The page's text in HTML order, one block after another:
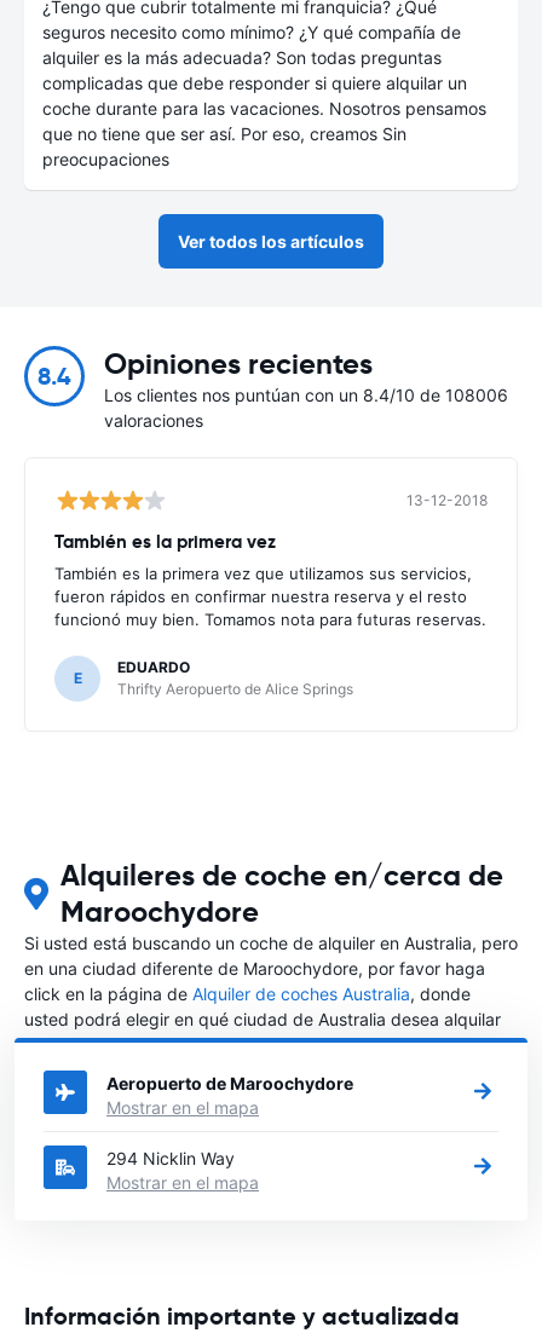
¿Tengo que cubrir totalmente mi franquicia? ¿Qué
seguros necesito como mínimo? ¿Y qué compañía de
alquiler es la más adecuada? Son todas preguntas
complicadas que debe responder si quiere alquilar un
coche durante para las vacaciones. Nosotros pensamos
que no tiene que ser así. Por eso, creamos Sin
preocupaciones
Ver todos los artículos
8.4 Opiniones recientes
Los clientes nos puntúan con un 8.4/10 de 108006
valoraciones
13-12-2018
También es la primera vez
También es la primera vez que utilizamos sus servicios,
fueron rápidos en confirmar nuestra reserva y el resto
funcionó muy bien. Tomamos nota para futuras reservas.
E
EDUARDO
Thrifty Aeropuerto de Alice Springs
Alquileres de coche en/cerca de
Maroochydore
Si usted está buscando un coche de alquiler en Australia, pero
en una ciudad diferente de Maroochydore, por favor haga
click en la página de Alquiler de coches Australia, donde
usted podrá elegir en qué ciudad de Australia desea alquilar
un coche.
Aeropuerto de Maroochydore
Mostrar en el mapa
294 Nicklin Way
Mostrar en el mapa
Información importante y actualizada